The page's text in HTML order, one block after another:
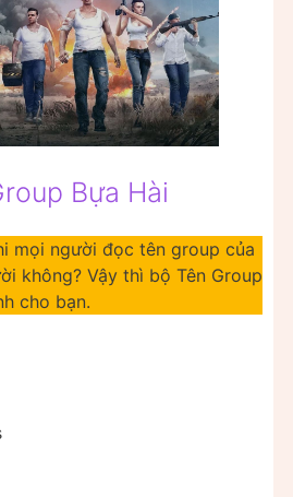
Bựa Hài
mọi người đọc tên group của
không? Vậy thì bộ Tên Group
cho bạn.